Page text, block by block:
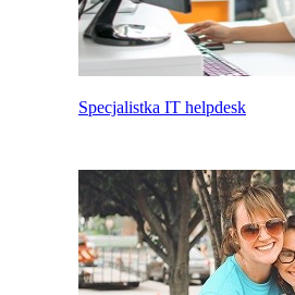
Specjalistka IT helpdesk